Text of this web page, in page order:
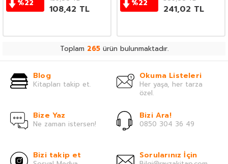
%22
108,42 TL
%22
241,02 TL
Toplam 265ürün bulunmaktadır.
Blog
Kitapları takip et.
Okuma Listeleri
Her yaşa, her tarza
özel.
Bize Yaz
Ne zaman istersen!
Bizi Ara!
0850 304 36 49
Bizi takip et Sorularınız İçin